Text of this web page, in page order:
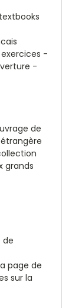
exercices -
-
de
grands
de
page de
sur la